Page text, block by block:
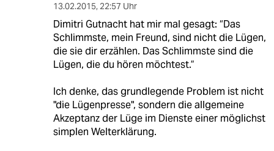
13.02.2015, 22:57 Uhr
Dimitri Gutnacht hat mir mal gesagt: “Das
Schlimmste, mein Freund, sind nicht die Lügen,
die sie dir erzählen. Das Schlimmste sind die
Lügen, die du hören möchtest.”
Ich denke, das grundlegende Problem ist nicht
"die Lügenpresse", sondern die allgemeine
Akzeptanz der Lüge im Dienste einer möglichst
simplen Welterklärung.